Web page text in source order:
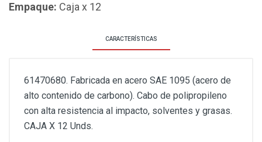
Empaque: Caja x 12
CARACTERÍSTICAS
61470680. Fabricada en acero SAE 1095 (acero de
alto contenido de carbono). Cabo de polipropileno
con alta resistencia al impacto, solventes y grasas.
CAJA X 12 Unds.